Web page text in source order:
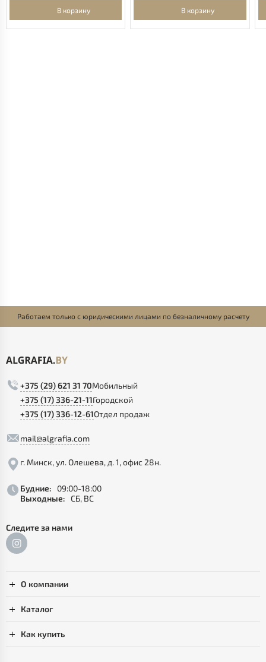
В корзину В корзину
Работаем только с юридическими лицами по безналичному расчету
+375 (29) 621 31 70Мобильный
+375 (17) 336-21-11Городской
+375 (17) 336-12-61Отдел продаж
mail@algrafia.com
г. Минск, ул. Олешева, д. 1, офис 28н.
Будние:
09:00-18:00
Выходные: СБ, ВС
Следите за нами
О компании
Каталог
Как купить